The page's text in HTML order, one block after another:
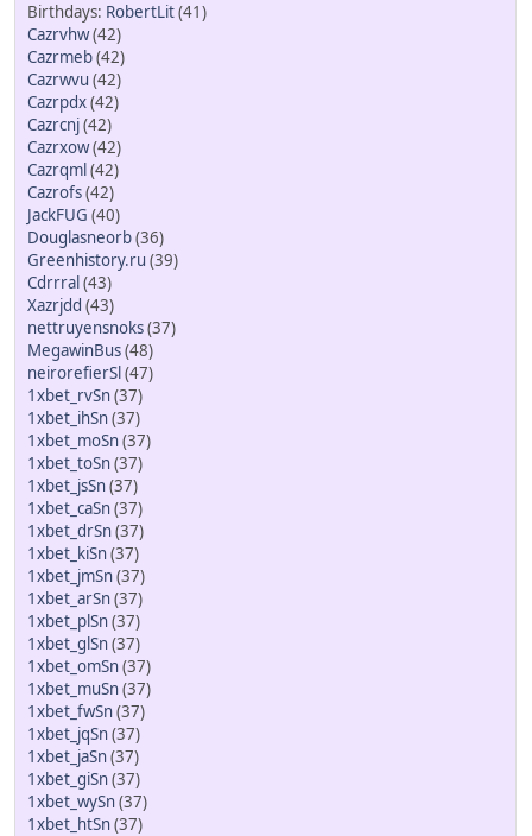
RobertLit(41)
Cazrvhw(42)
Cazrmeb(42)
Cazrwvu (42)
Cazrpdx(42)
Cazrcnj(42)
Cazrxow(42)
Cazrqml (42)
Cazrofs(42)
JackFUG (40)
Douglasneorb(36)
Greenhistory.ru (39)
Cdrrral (43)
Xazrjdd (43)
nettruyensnoks(37)
MegawinBus(48)
neirorefierSl (47)
1xbet_rvSn(37)
1xbet_ihSn(37)
1xbet_moSn(37)
1xbet_toSn(37)
1xbet_jsSn(37)
1xbet_caSn(37)
1xbet_drSn(37)
1xbet_kiSn(37)
1xbet_jmSn(37)
1xbet_arSn(37)
1xbet_plSn(37)
1xbet_glSn(37)
1xbet_omSn(37)
1xbet_muSn(37)
1xbet_fwSn(37)
1xbet_jqSn(37)
1xbet_jaSn(37)
1xbet_giSn(37)
1xbet_wySn(37)
1xbet_htSn(37)